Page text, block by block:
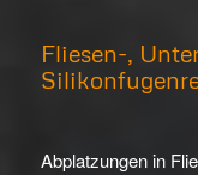
Fliesen-,
Abplatzungen in